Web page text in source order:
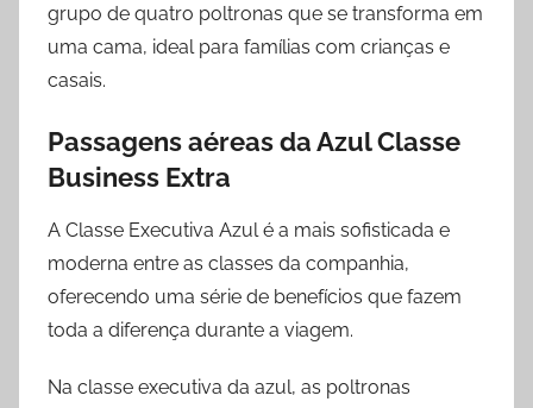
grupo de quatro poltronas que se transforma em
uma cama, ideal para famílias com crianças e
casais.
Passagens aéreas da Azul Classe
Business Extra
A Classe Executiva Azul é a mais sofisticada e
moderna entre as classes da companhia,
oferecendo uma série de benefícios que fazem
toda a diferença durante a viagem.
Na classe executiva da azul, as poltronas